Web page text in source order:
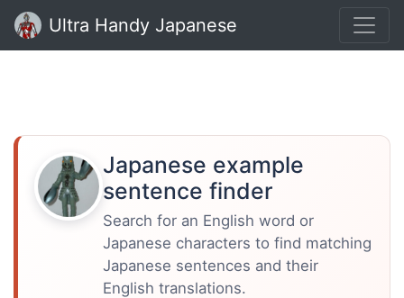
Ultra Handy Japanese
Japanese example
sentence finder
Search for an English word or
Japanese characters to find matching
Japanese sentences and their
English translations.